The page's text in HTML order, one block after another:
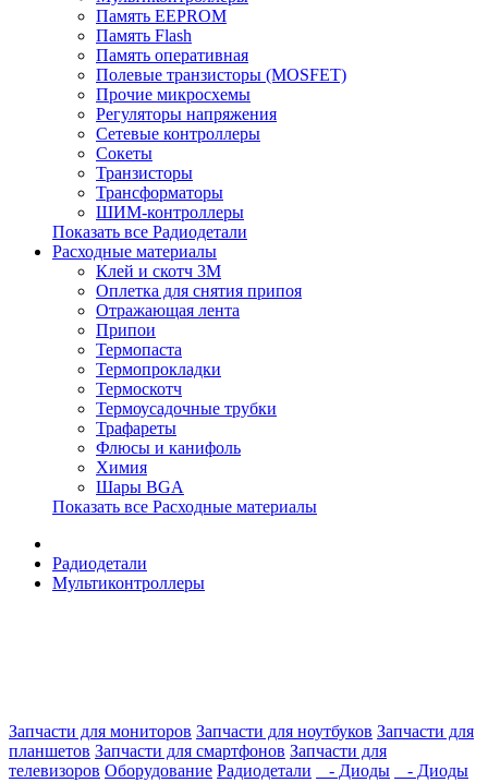
Память EEPROM
Память Flash
Память оперативная
Полевые транзисторы (MOSFET)
Прочие микросхемы
Регуляторы напряжения
Сетевые контроллеры
Сокеты
Транзисторы
Трансформаторы
ШИМ-контроллеры
Показать все Радиодетали
Расходные материалы
Клей и скотч 3M
Оплетка для снятия припоя
Отражающая лента
Припои
Термопаста
Термопрокладки
Термоскотч
Термоусадочные трубки
Трафареты
Флюсы и канифоль
Химия
Шары BGA
Показать все Расходные материалы
Радиодетали
Мультиконтроллеры
Запчасти для мониторов Запчасти для ноутбуков Запчасти для
планшетов Запчасти для смартфонов Запчасти для
телевизоров Оборудование Радиодетали - Диоды
- Диоды